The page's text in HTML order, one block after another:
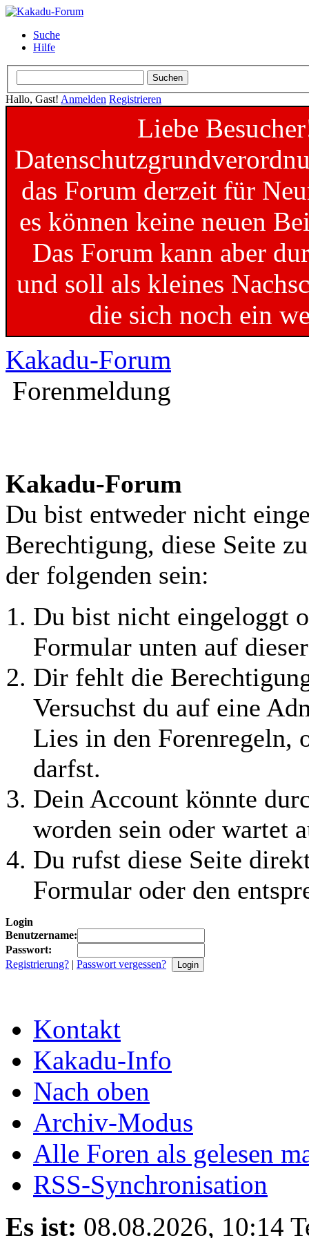
Suche
Hilfe
Hallo, Gast! Anmelden Registrieren
Liebe
das Forum derzeit für
es können keine neuen
Das Forum kann aber
und soll als kleines
die sich noch ein
Kakadu-Forum
Forenmeldung
Kakadu-Forum
Du bist entweder nicht
Berechtigung, diese Seite
der folgenden sein:
Du bist nicht eingeloggt
Formular unten auf
Dir fehlt die
Versuchst du auf eine
Lies in den Forenregeln,
darfst.
Dein Account könnte
worden sein oder wartet
Du rufst diese Seite
Formular oder den
Login
Benutzername:
Passwort:
Registrierung? | Passwort vergessen?
Kontakt
Kakadu-Info
Nach oben
Archiv-Modus
Alle Foren als gelesen
RSS-Synchronisation
Es ist: 08.08.2026, 10:14